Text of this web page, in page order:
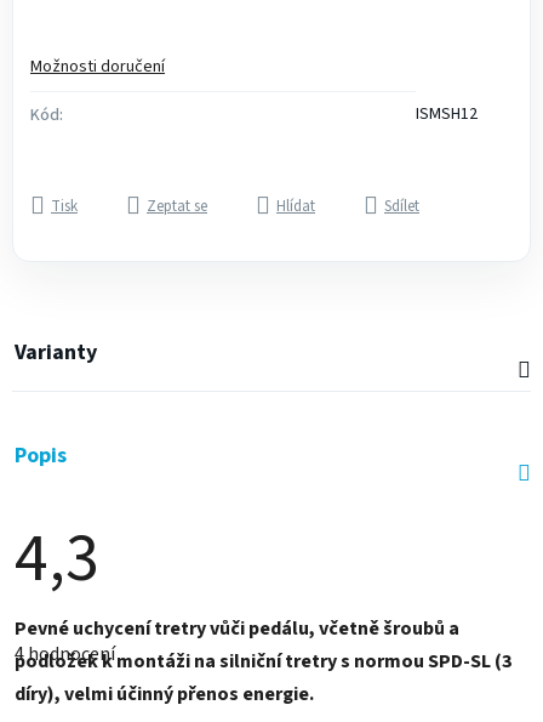
Možnosti doručení
Kód:
ISMSH12
Tisk Zeptat se Hlídat Sdílet
Varianty
Popis
4,3
Průměrné
hodnocení
produktu
je
4,3
4 hodnocení
Pevné uchycení tretry vůči pedálu, včetně šroubů a
podložek k montáži na silniční tretry s normou SPD-SL (3
díry), velmi účinný přenos energie.